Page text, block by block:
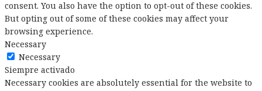
consent. You also have the option to opt-out of these cookies.
But opting out of some of these cookies may affect your
browsing experience.
Necessary
Necessary
Siempre activado
Necessary cookies are absolutely essential for the website to